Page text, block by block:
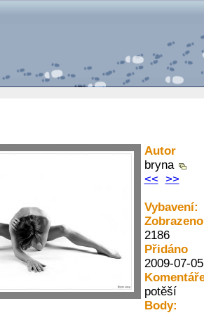
Autor
bryna
<< >>
Vybavení:
Zobrazeno
2186
Přidáno
2009-07-
potěší
Body: